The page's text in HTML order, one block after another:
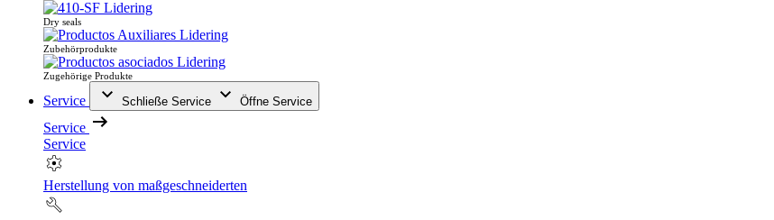
Dry seals
Zubehörprodukte
Zugehörige Produkte
Service Schließe Service Öffne Service
Service
Service
Herstellung von maßgeschneiderten